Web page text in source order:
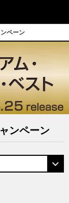
ペーン
ンペーン